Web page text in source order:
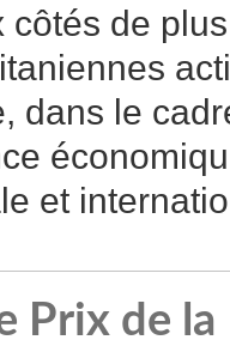
côtés de
dans le
et
Prix de la